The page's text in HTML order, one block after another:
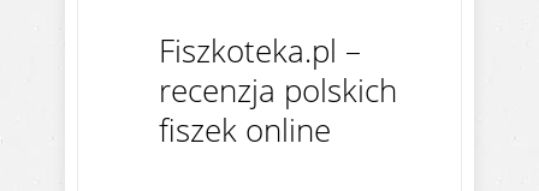
Fiszkoteka.pl –
recenzja polskich
fiszek online